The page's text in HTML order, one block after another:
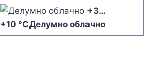
+3…
+10 °CДелумно облачно